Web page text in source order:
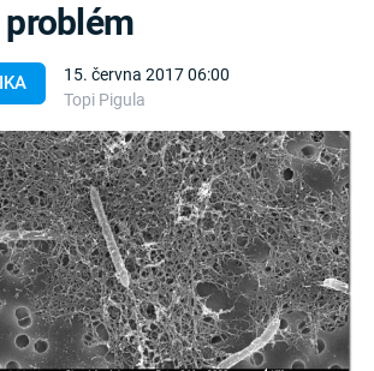
15. června 2017 06:00
Topi Pigula